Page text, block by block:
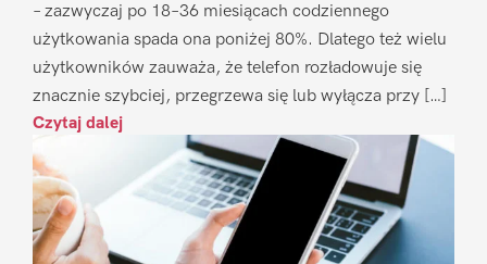
– zazwyczaj po 18–36 miesiącach codziennego
użytkowania spada ona poniżej 80%. Dlatego też wielu
użytkowników zauważa, że telefon rozładowuje się
znacznie szybciej, przegrzewa się lub wyłącza przy […]
Czytaj dalej